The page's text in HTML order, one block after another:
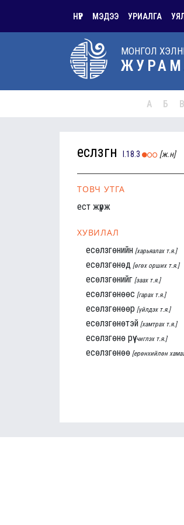
НҮҮР МЭДЭЭ УРИАЛГА
МОНГОЛ
А Б В
есөлзгөнө I.18.3 [ж.н]
ТОВЧ УТГА
ест жүрж
ХУВИЛАЛ
есөлзгөнийн [харьяалах т.я.]
есөлзгөнөд [өгөх орших т.я.]
есөлзгөнийг [заах т.я.]
есөлзгөнөөс [гарах т.я.]
есөлзгөнөөр [үйлдэх т.я.]
есөлзгөнөтэй [хамтрах т.я.]
есөлзгөнө рүү [чиглэх т.я.]
есөлзгөнөө [ерөнхийлөн